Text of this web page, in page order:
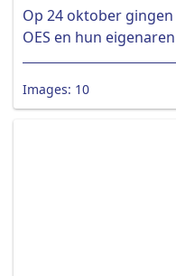
Op 24 oktober
OES en hun
Images: 10